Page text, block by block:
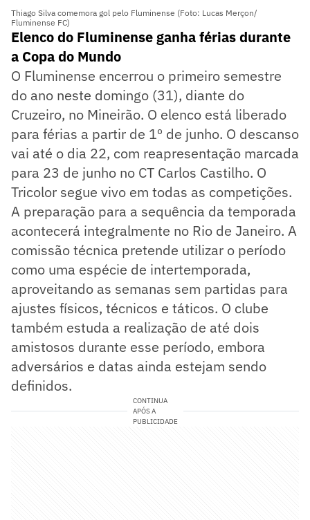
Thiago Silva comemora gol pelo Fluminense (Foto: Lucas Merçon/
Fluminense FC)
Elenco do Fluminense ganha férias durante
a Copa do Mundo
O Fluminense encerrou o primeiro semestre
do ano neste domingo (31), diante do
Cruzeiro, no Mineirão. O elenco está liberado
para férias a partir de 1º de junho. O descanso
vai até o dia 22, com reapresentação marcada
para 23 de junho no CT Carlos Castilho. O
Tricolor segue vivo em todas as competições.
A preparação para a sequência da temporada
acontecerá integralmente no Rio de Janeiro. A
comissão técnica pretende utilizar o período
como uma espécie de intertemporada,
aproveitando as semanas sem partidas para
ajustes físicos, técnicos e táticos. O clube
também estuda a realização de até dois
amistosos durante esse período, embora
adversários e datas ainda estejam sendo
definidos.
CONTINUA
APÓS A
PUBLICIDADE